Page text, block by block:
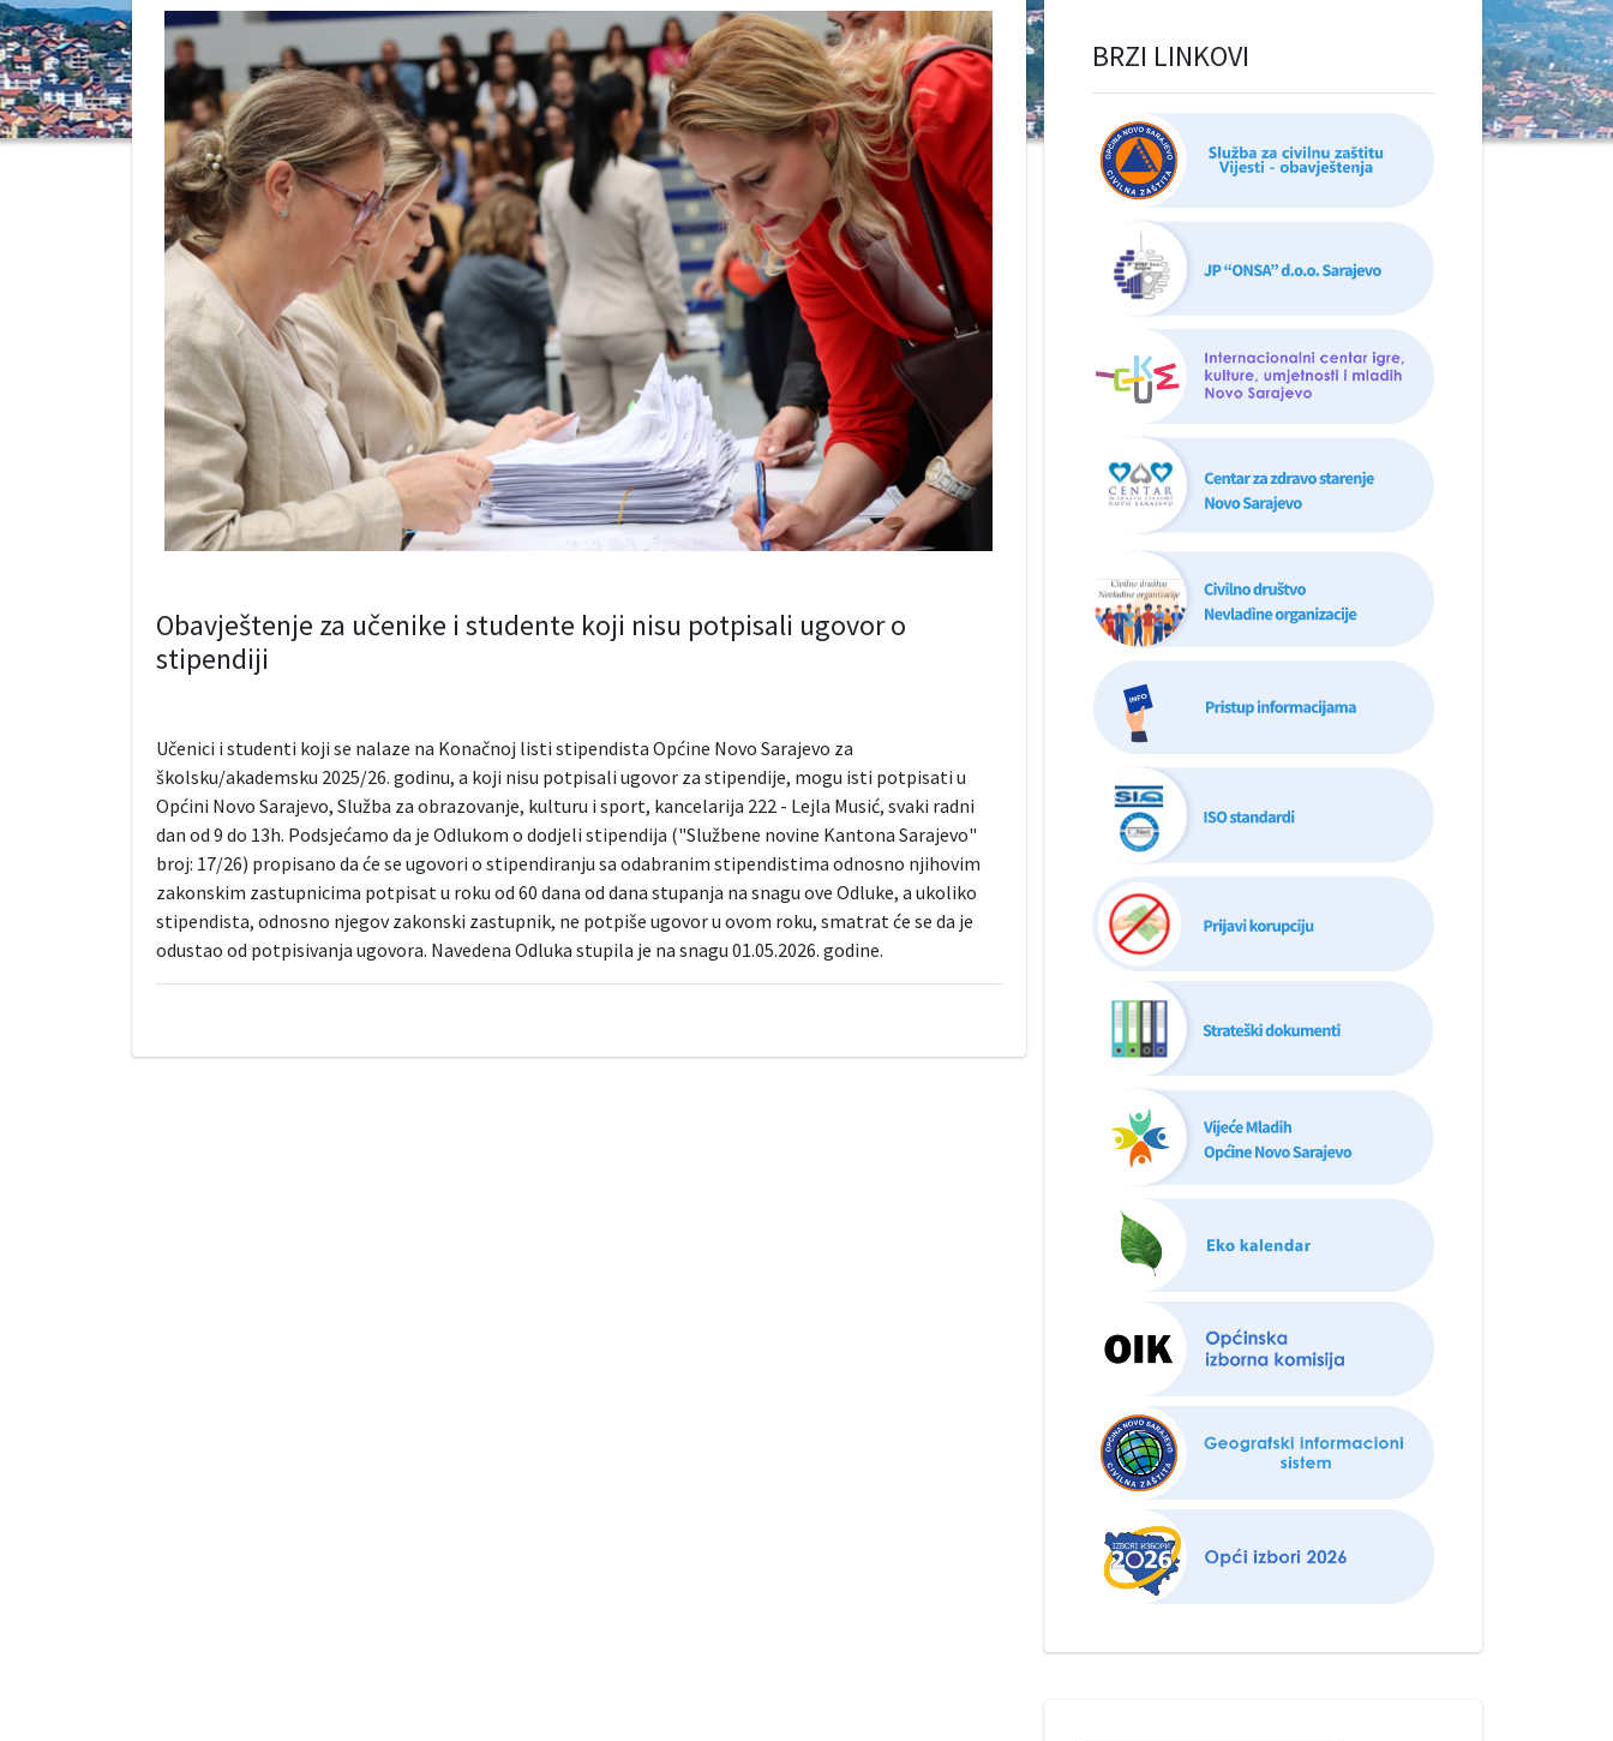
Obavještenje za učenike i studente koji nisu potpisali ugovor o
stipendiji
Učenici i studenti koji se nalaze na Konačnoj listi stipendista Općine Novo Sarajevo za
školsku/akademsku 2025/26. godinu, a koji nisu potpisali ugovor za stipendije, mogu isti potpisati u
Općini Novo Sarajevo, Služba za obrazovanje, kulturu i sport, kancelarija 222 - Lejla Musić, svaki radni
dan od 9 do 13h. Podsjećamo da je Odlukom o dodjeli stipendija ("Službene novine Kantona Sarajevo"
broj: 17/26) propisano da će se ugovori o stipendiranju sa odabranim stipendistima odnosno njihovim
zakonskim zastupnicima potpisat u roku od 60 dana od dana stupanja na snagu ove Odluke, a ukoliko
stipendista, odnosno njegov zakonski zastupnik, ne potpiše ugovor u ovom roku, smatrat će se da je
odustao od potpisivanja ugovora. Navedena Odluka stupila je na snagu 01.05.2026. godine.
BRZI LINKOVI